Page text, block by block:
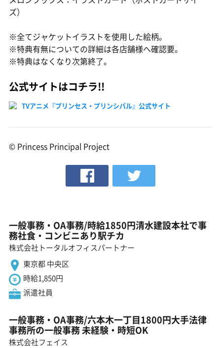
ズ）
※全てジャケットイラストを使用した絵柄。
※特典有無についての詳細は各店舗様へ確認要。
※特典はなくなり次第終了。
公式サイトはコチラ!!
TVアニメ『プリンセス・プリンシパル』公式サイト
© Princess Principal Project
一般事務・OA事務/時給1850円清水建設本社で事
務社食・コンビニあり駅チカ
株式会社トータルオフィスパートナー
東京都 中央区
時給1,850円
派遣社員
一般事務・OA事務/六本木一丁目1800円大手法律
事務所の一般事務 未経験・時短OK
株式会社フェイス